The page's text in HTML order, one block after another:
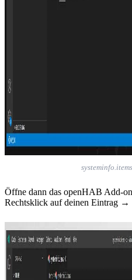
Öffne dann das openHAB Add-
Rechtsklick auf deinen Eintrag →